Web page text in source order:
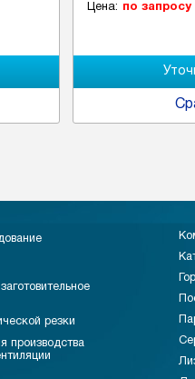
Цена:
по запросу
резки
производства